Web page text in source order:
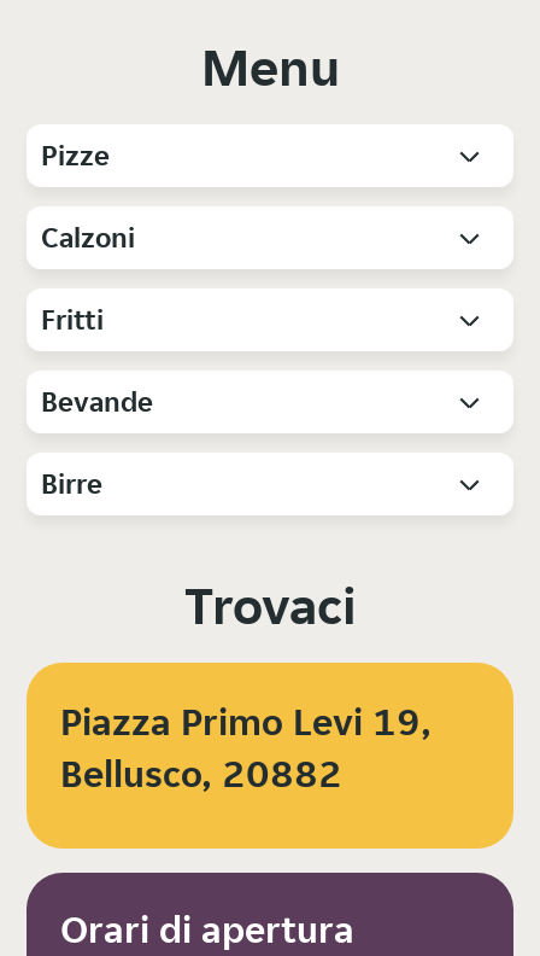
Menu
Pizze
Calzoni
Fritti
Bevande
Birre
Trovaci
Piazza Primo Levi 19,
Bellusco, 20882
Orari di apertura